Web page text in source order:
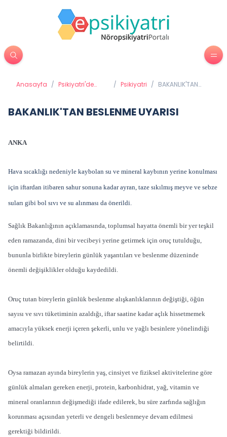
Anasayfa / Psikiyatri'de
/ Psikiyatri / BAKANLIK'TAN
BAKANLIK'TAN BESLENME UYARISI
ANKA
Hava sıcaklığı nedeniyle kaybolan su ve mineral kaybının yerine konulması
için iftardan itibaren sahur sonuna kadar ayran, taze sıkılmış meyve ve sebze
suları gibi bol sıvı ve su alınması da önerildi.
Sağlık Bakanlığının açıklamasında, toplumsal hayatta önemli bir yer teşkil
eden ramazanda, dini bir vecibeyi yerine getirmek için oruç tutulduğu,
bununla birlikte bireylerin günlük yaşantıları ve beslenme düzeninde
önemli değişiklikler olduğu kaydedildi.
Oruç tutan bireylerin günlük beslenme alışkanlıklarının değiştiği, öğün
sayısı ve sıvı tüketiminin azaldığı, iftar saatine kadar açlık hissetmemek
amacıyla yüksek enerji içeren şekerli, unlu ve yağlı besinlere yönelindiği
belirtildi.
Oysa ramazan ayında bireylerin yaş, cinsiyet ve fiziksel aktivitelerine göre
günlük almaları gereken enerji, protein, karbonhidrat, yağ, vitamin ve
mineral oranlarının değişmediği ifade edilerek, bu süre zarfında sağlığın
korunması açısından yeterli ve dengeli beslenmeye devam edilmesi
gerektiği bildirildi.